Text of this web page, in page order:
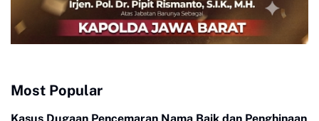
Most Popular